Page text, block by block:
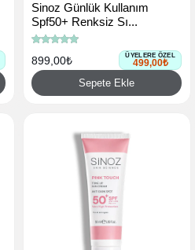
Sinoz Günlük Kullanım
Spf50+ Renksiz Sı...
899,00₺ ÜYELERE ÖZEL
499,00₺
Sepete Ekle